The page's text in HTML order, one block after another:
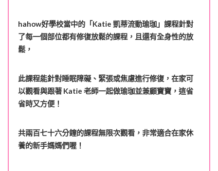
hahow好學校當中的「Katie 凱蒂流動瑜珈」課程針對
了每一個部位都有修復放鬆的課程，且還有全身性的放
鬆，
此課程能針對睡眠障礙、緊張或焦慮進行修復，在家可
以觀看與跟著 Katie 老師一起做瑜珈並兼顧寶寶，這省
省時又方便！
共兩百七十六分鐘的課程無限次觀看，非常適合在家休
養的新手媽媽們喔！